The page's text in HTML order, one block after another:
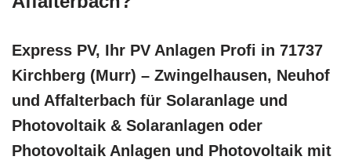
Express PV, Ihr PV Anlagen Profi in 71737
Kirchberg (Murr) – Zwingelhausen, Neuhof
und Affalterbach für Solaranlage und
Photovoltaik & Solaranlagen oder
Photovoltaik Anlagen und Photovoltaik mit